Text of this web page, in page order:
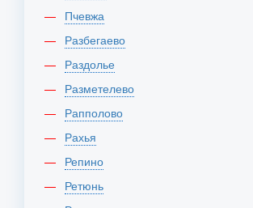
Пчевжа
Разбегаево
Раздолье
Разметелево
Рапполово
Рахья
Репино
Ретюнь